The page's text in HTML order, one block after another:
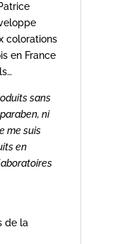
colorations
en France
sans
ni
me suis
en
de la